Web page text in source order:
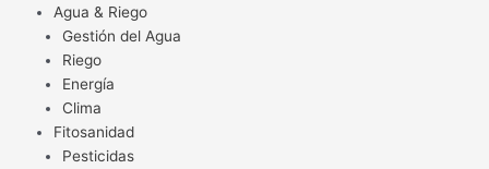
Agua & Riego
Gestión del Agua
Riego
Energía
Clima
Fitosanidad
Pesticidas